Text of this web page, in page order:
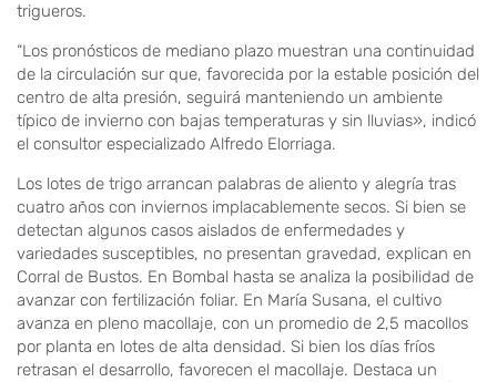
trigueros.
“Los pronósticos de mediano plazo muestran una continuidad
de la circulación sur que, favorecida por la estable posición del
centro de alta presión, seguirá manteniendo un ambiente
típico de invierno con bajas temperaturas y sin lluvias», indicó
el consultor especializado Alfredo Elorriaga.
Los lotes de trigo arrancan palabras de aliento y alegría tras
cuatro años con inviernos implacablemente secos. Si bien se
detectan algunos casos aislados de enfermedades y
variedades susceptibles, no presentan gravedad, explican en
Corral de Bustos. En Bombal hasta se analiza la posibilidad de
avanzar con fertilización foliar. En María Susana, el cultivo
avanza en pleno macollaje, con un promedio de 2,5 macollos
por planta en lotes de alta densidad. Si bien los días fríos
retrasan el desarrollo, favorecen el macollaje. Destaca un